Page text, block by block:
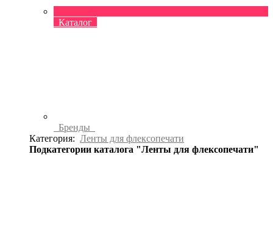
Каталог
Бренды
Категория: Ленты для флексопечати
Подкатегории каталога "Ленты для флексопечати"